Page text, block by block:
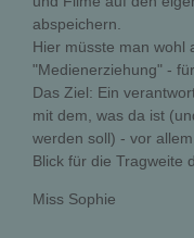
abspeichern.
Hier müsste man wohl
"Medienerziehung" -
Das Ziel: Ein
mit dem, was da ist
werden soll) - vor
Blick für die Tragweite
Miss Sophie